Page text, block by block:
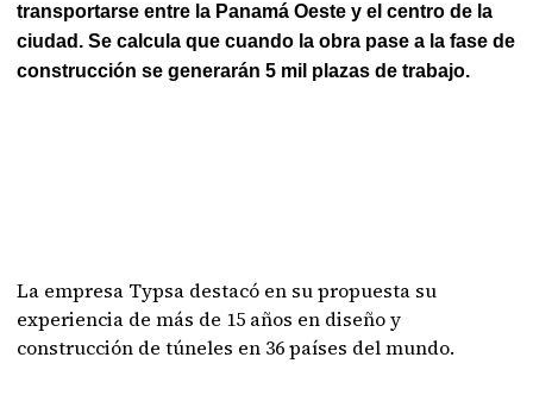
transportarse entre la Panamá Oeste y el centro de la
ciudad. Se calcula que cuando la obra pase a la fase de
construcción se generarán 5 mil plazas de trabajo.
La empresa Typsa destacó en su propuesta su
experiencia de más de 15 años en diseño y
construcción de túneles en 36 países del mundo.